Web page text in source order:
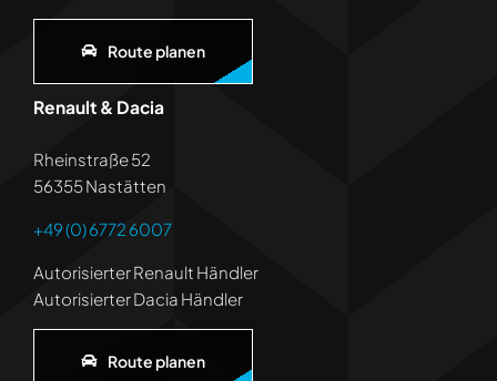
Route planen
Renault & Dacia
Rheinstraße 52
56355 Nastätten
+49 (0) 6772 6007
Autorisierter Renault Händler
Autorisierter Dacia Händler
Route planen